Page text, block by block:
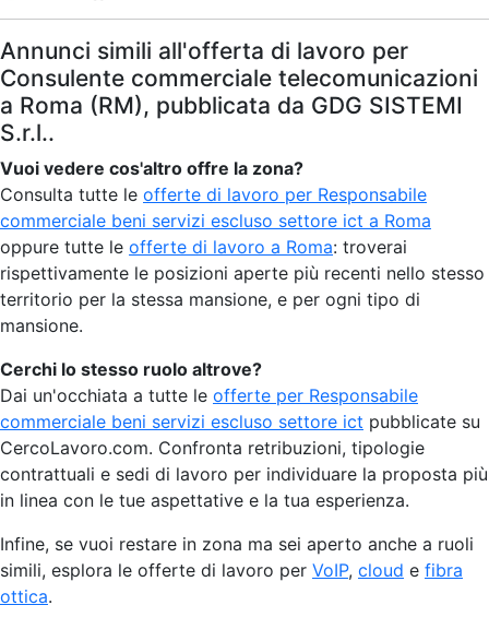
Annunci simili all'offerta di lavoro per
Consulente commerciale telecomunicazioni
a Roma (RM), pubblicata da GDG SISTEMI
S.r.l..
Vuoi vedere cos'altro offre la zona?
Consulta tutte le offerte di lavoro per Responsabile
commerciale beni servizi escluso settore ict a Roma
oppure tutte le offerte di lavoro a Roma: troverai
rispettivamente le posizioni aperte più recenti nello stesso
territorio per la stessa mansione, e per ogni tipo di
mansione.
Cerchi lo stesso ruolo altrove?
Dai un'occhiata a tutte le offerte per Responsabile
commerciale beni servizi escluso settore ict pubblicate su
CercoLavoro.com. Confronta retribuzioni, tipologie
contrattuali e sedi di lavoro per individuare la proposta più
in linea con le tue aspettative e la tua esperienza.
Infine, se vuoi restare in zona ma sei aperto anche a ruoli
simili, esplora le offerte di lavoro per VoIP, cloud e fibra
ottica.